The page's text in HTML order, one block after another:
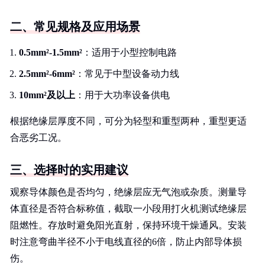
二、常见规格及应用场景
0.5mm²-1.5mm² ：适用于小型控制电路
2.5mm²-6mm² ：常见于中型设备动力线
10mm²及以上 ：用于大功率设备供电
根据绝缘层厚度不同，可分为轻型和重型两种，重型更适
合恶劣工况。
三、选择时的实用建议
观察导体颜色是否均匀，绝缘层应无气泡或杂质。测量导
体直径是否符合标称值，截取一小段用打火机测试绝缘层
阻燃性。存放时避免阳光直射，保持环境干燥通风。安装
时注意弯曲半径不小于电线直径的6倍，防止内部导体损
伤。